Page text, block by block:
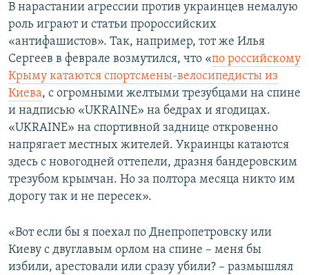
В нарастании агрессии против украинцев немалую
роль играют и статьи пророссийских
«антифашистов». Так, например, тот же Илья
Сергеев в феврале возмутился, что «по российскому
Крыму катаются спортсмены-велосипедисты из
Киева, с огромными желтыми трезубцами на спине
и надписью «UKRAINE» на бедрах и ягодицах.
«UKRAINE» на спортивной заднице откровенно
напрягает местных жителей. Украинцы катаются
здесь с новогодней оттепели, дразня бандеровским
трезубом крымчан. Но за полтора месяца никто им
дорогу так и не пересек».
«Вот если бы я поехал по Днепропетровску или
Киеву с двуглавым орлом на спине – меня бы
избили, арестовали или сразу убили? – размышлял